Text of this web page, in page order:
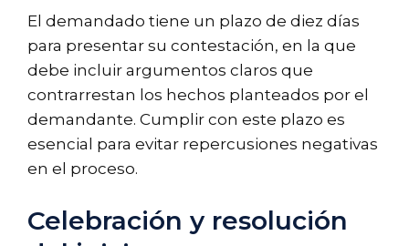
El demandado tiene un plazo de diez días
para presentar su contestación, en la que
debe incluir argumentos claros que
contrarrestan los hechos planteados por el
demandante. Cumplir con este plazo es
esencial para evitar repercusiones negativas
en el proceso.
Celebración y resolución